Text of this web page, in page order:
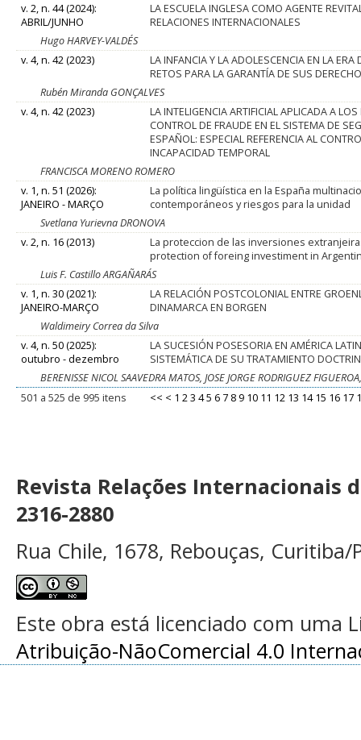
v. 2, n. 44 (2024):
ABRIL/JUNHO
LA ESCUELA INGLESA COMO AGENTE
RELACIONES INTERNACIONALES
Hugo HARVEY-VALDÉS
v. 4, n. 42 (2023)
LA INFANCIA Y LA ADOLESCENCIA EN LA ERA
RETOS PARA LA GARANTÍA DE SUS
Rubén Miranda GONÇALVES
v. 4, n. 42 (2023)
LA INTELIGENCIA ARTIFICIAL APLICADA A
CONTROL DE FRAUDE EN EL SISTEMA DE
ESPAÑOL: ESPECIAL REFERENCIA AL
INCAPACIDAD TEMPORAL
FRANCISCA MORENO ROMERO
v. 1, n. 51 (2026):
JANEIRO - MARÇO
La política lingüística en la España
contemporáneos y riesgos para la unidad
Svetlana Yurievna DRONOVA
v. 2, n. 16 (2013)
La proteccion de las inversiones
protection of foreing investiment in
Luis F. Castillo ARGAÑARÁS
v. 1, n. 30 (2021):
JANEIRO-MARÇO
LA RELACIÓN POSTCOLONIAL ENTRE
DINAMARCA EN BORGEN
Waldimeiry Correa da Silva
v. 4, n. 50 (2025):
outubro - dezembro
LA SUCESIÓN POSESORIA EN AMÉRICA
SISTEMÁTICA DE SU TRATAMIENTO
BERENISSE NICOL SAAVEDRA MATOS, JOSE JORGE RODRIGUEZ
501 a 525 de 995 itens
<< < 1 23 45 6 7 8 9 10 11 12 13 14 15 16 17
Revista Relações Internacionais
2316-2880
Rua Chile, 1678, Rebouças, Curitiba/
Este obra está licenciado com uma
Atribuição-NãoComercial 4.0